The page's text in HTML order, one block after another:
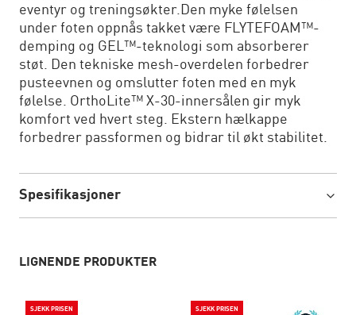
eventyr og treningsøkter.Den myke følelsen
under foten oppnås takket være FLYTEFOAM™-
demping og GEL™-teknologi som absorberer
støt. Den tekniske mesh-overdelen forbedrer
pusteevnen og omslutter foten med en myk
følelse. OrthoLite™ X-30-innersålen gir myk
komfort ved hvert steg. Ekstern hælkappe
forbedrer passformen og bidrar til økt stabilitet.
Spesifikasjoner
LIGNENDE PRODUKTER
SJEKK PRISEN SJEKK PRISEN